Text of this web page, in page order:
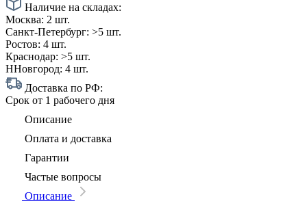
Наличие на складах:
Москва: 2 шт.
Санкт-Петербург: >5 шт.
Ростов: 4 шт.
Краснодар: >5 шт.
ННовгород: 4 шт.
Доставка по РФ:
Срок от 1 рабочего дня
Описание
Оплата и доставка
Гарантии
Частые вопросы
Описание